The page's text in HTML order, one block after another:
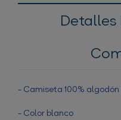
- Camiseta 100% algodón
- Color blanco